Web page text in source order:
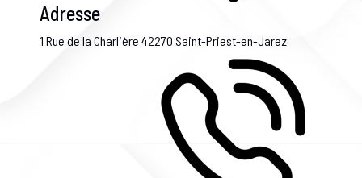
Adresse
1 Rue de la Charlière 42270 Saint-Priest-en-Jarez